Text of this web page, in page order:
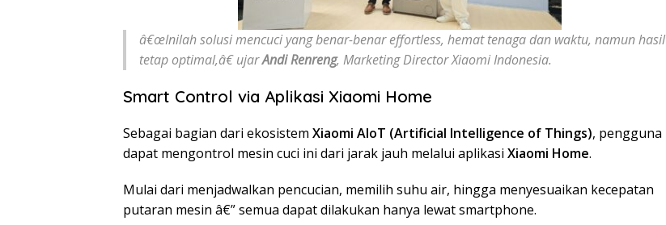
â€œInilah solusi mencuci yang benar-benar effortless, hemat tenaga dan waktu, namun hasil
tetap optimal,â€ ujarAndi Renreng, Marketing Director Xiaomi Indonesia.
Smart Control via Aplikasi Xiaomi Home
Sebagai bagian dari ekosistem Xiaomi AIoT (Artificial Intelligence of Things), pengguna
dapat mengontrol mesin cuci ini dari jarak jauh melalui aplikasi Xiaomi Home.
Mulai dari menjadwalkan pencucian, memilih suhu air, hingga menyesuaikan kecepatan
putaran mesin â€” semua dapat dilakukan hanya lewat smartphone.